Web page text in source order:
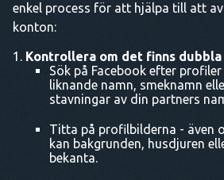
enkel process för att hjälpa till att
konton:
Kontrollera om det finns
Sök på Facebook efter
liknande namn, smeknamn
stavningar av din partners
Titta på profilbilderna - även
kan bakgrunden, husdjuren
bekanta.